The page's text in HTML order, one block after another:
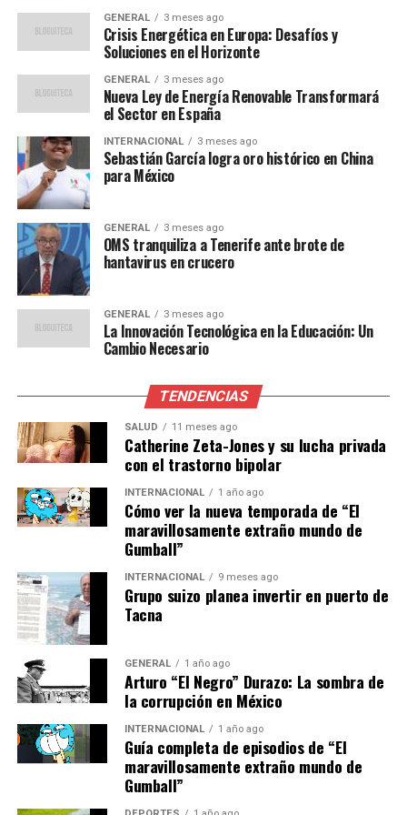
Usuarios
mantenimiento regular es esencial para evitar
problemas mayores en el futuro.
civil especializado en infraestructura de transporte,
comentó:
“El desgaste en sistemas
de transporte masivo es
inevitable, pero con un
mantenimiento adecuado,
se puede prolongar su vida
útil y mejorar la
experiencia del usuario”.
Por su parte, algunos usuarios han expresado su
frustración ante los cierres, aunque reconocen la
necesidad de las mejoras. “Es un inconveniente, pero
prefiero que lo hagan ahora y no enfrentar problemas
más graves después”, mencionó María López, usuaria
frecuente de la Línea 1.
Implicaciones y Mirada al
Futuro
Las obras de rehabilitación no solo buscan mejorar la
infraestructura existente, sino también preparar el
demanda. Con el crecimiento continuo de la población
en la Ciudad de México, el transporte público eficiente y
seguro se convierte en una prioridad cada vez mayor.
GENERAL 3 meses ago
Crisis Energética en Europa: Desafíos y
Soluciones en el Horizonte
GENERAL 3 meses ago
Nueva Ley de Energía Renovable Transformará
el Sector en España
INTERNACIONAL 3 meses ago
Sebastián García logra oro histórico en China
para México
GENERAL 3 meses ago
OMS tranquiliza a Tenerife ante brote de
hantavirus en crucero
GENERAL 3 meses ago
La Innovación Tecnológica en la Educación: Un
Cambio Necesario
TENDENCIAS
SALUD 11 meses ago
Catherine Zeta-Jones y su lucha privada
con el trastorno bipolar
INTERNACIONAL 1 año ago
Cómo ver la nueva temporada de “El
maravillosamente extraño mundo de
Gumball”
INTERNACIONAL 9 meses ago
Grupo suizo planea invertir en puerto de
Tacna
GENERAL 1 año ago
Arturo “El Negro” Durazo: La sombra de
la corrupción en México
INTERNACIONAL 1 año ago
Guía completa de episodios de “El
maravillosamente extraño mundo de
Gumball”